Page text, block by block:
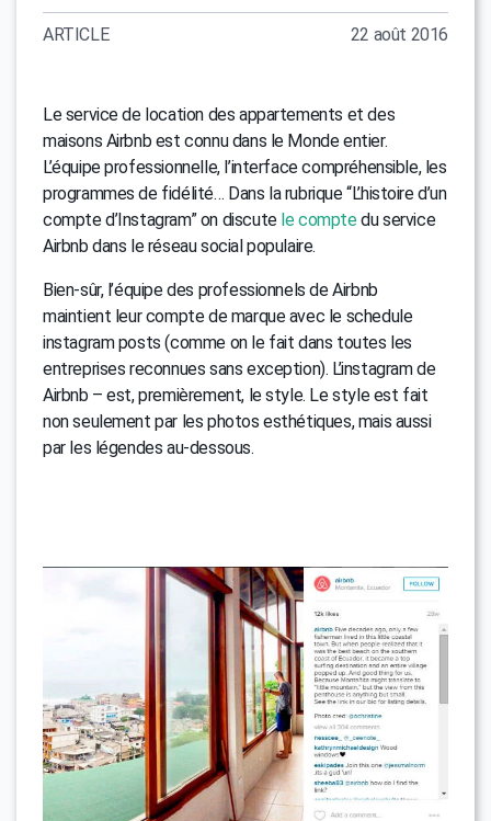
ARTICLE 22 août 2016
Le service de location des appartements et des
maisons Airbnb est connu dans le Monde entier.
L’équipe professionnelle, l’interface compréhensible, les
programmes de fidélité… Dans la rubrique “L’histoire d’un
compte d’Instagram” on discute le comptedu service
Airbnb dans le réseau social populaire.
Bien-sûr, l’équipe des professionnels de Airbnb
maintient leur compte de marque avec le schedule
instagram posts (comme on le fait dans toutes les
entreprises reconnues sans exception). L’instagram de
Airbnb – est, premièrement, le style. Le style est fait
non seulement par les photos esthétiques, mais aussi
par les légendes au-dessous.